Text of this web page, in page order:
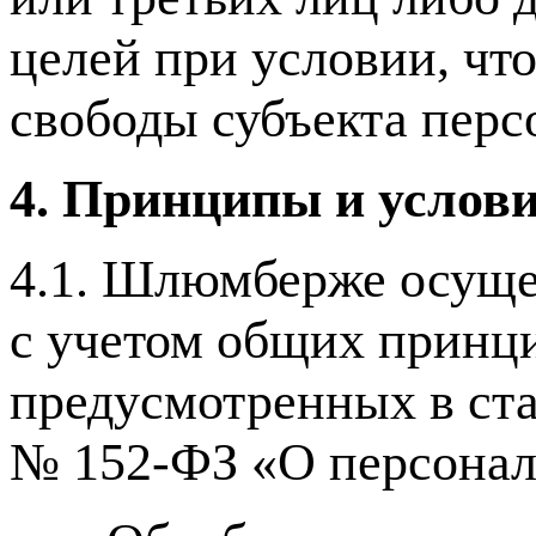
целей при условии,
свободы субъекта
4. Принципы и
4.1. Шлюмберже
с учетом общих
предусмотренных в
№ 152-ФЗ «О